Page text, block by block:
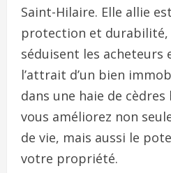
Saint-Hilaire. Elle allie
protection et durabilité,
séduisent les acheteurs
l’attrait d’un bien
dans une haie de
vous améliorez non
de vie, mais aussi le
votre propriété.